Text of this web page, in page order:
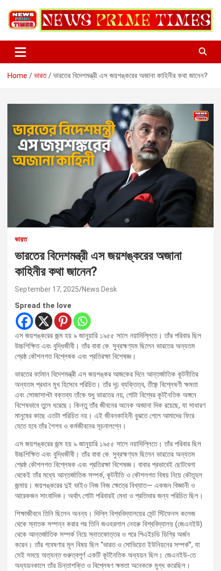
content
Home ভারত ভারতের বিদেশমন্ত্রী এস জয়শঙ্করের অজানা কাহিনীর কথা জানেন?
ভারত
ভারতের বিদেশমন্ত্রী এস জয়শঙ্করের অজানা
কাহিনীর কথা জানেন?
September 17, 2025 News Desk
Spread the love
এস জয়শঙ্করের জন্ম হয় ৯ জানুয়ারি ১৯৫৫ সালে নয়াদিল্লিতে। তাঁর পরিবার ছিল
উচ্চশিক্ষিত এবং বুদ্ধিজীবী। তাঁর বাবা কে. সুব্রহ্মণ্যম ছিলেন ভারতের অন্যতম
শ্রেষ্ঠ কৌশলগত বিশ্লেষক এবং প্রতিরক্ষা বিশেষজ্ঞ।
ভারতের বর্তমান বিদেশমন্ত্রী এস জয়শঙ্কর আজকের দিনে আন্তর্জাতিক কূটনীতির
অন্যতম প্রধান মুখ হিসেবে পরিচিত। তাঁর দৃঢ় ব্যক্তিত্ব, তীক্ষ্ণ বিশ্লেষণী ক্ষমতা
এবং সোজাসাপ্টা বক্তব্য তাঁকে শুধু ভারতের নয়, গোটা বিশ্বের কূটনৈতিক অঙ্গনে
বিশেষভাবে তুলে ধরেছে। কিন্তু তাঁর জীবনের অনেক অজানা দিক রয়েছে, যা সাধারণ
মানুষের কাছে এতটা পরিচিত নয়। এই জীবনকাহিনী বুঝতে গেলে আমাদের ফিরে
যেতে হবে তাঁর শৈশব ও কর্মজীবনের সূচনালগ্নে।
এস জয়শঙ্করের জন্ম হয় ৯ জানুয়ারি ১৯৫৫ সালে নয়াদিল্লিতে। তাঁর পরিবার ছিল
উচ্চশিক্ষিত এবং বুদ্ধিজীবী। তাঁর বাবা কে. সুব্রহ্মণ্যম ছিলেন ভারতের অন্যতম
শ্রেষ্ঠ কৌশলগত বিশ্লেষক এবং প্রতিরক্ষা বিশেষজ্ঞ। বাবার প্রভাবেই ছোটবেলা
থেকেই তাঁর মধ্যে আন্তর্জাতিক সম্পর্ক, কূটনীতি ও কৌশলগত বিষয় নিয়ে কৌতূহল
জন্মায়। জয়শঙ্করের দুই ভাইও নিজ নিজ ক্ষেত্রে বিখ্যাত— একজন বিজ্ঞানী ও
আরেকজন সাংবাদিক। অর্থাৎ গোটা পরিবারই মেধা ও প্রতিভার জন্য পরিচিত ছিল।
শিক্ষাজীবনে তিনি ছিলেন অনন্য। দিল্লি বিশ্ববিদ্যালয়ের সেন্ট স্টিফেনস কলেজ
থেকে স্নাতক সম্পন্ন করার পর তিনি জওহরলাল নেহরু বিশ্ববিদ্যালয় (জেএনইউ)
থেকে আন্তর্জাতিক সম্পর্ক নিয়ে স্নাতকোত্তর ও পরে পিএইচডি ডিগ্রি অর্জন
করেন। তাঁর গবেষণার মূল বিষয় ছিল “ভারত ও সোভিয়েত ইউনিয়নের সম্পর্ক”, যা
সেই সময়ে অত্যন্ত গুরুত্বপূর্ণ একটি কূটনৈতিক অধ্যয়ন ছিল। জেএনইউ-তে
অধ্যয়নকালে তাঁর চিন্তাশক্তি ও বিশ্লেষণ ক্ষমতা অনেককে মুগ্ধ করেছিল।